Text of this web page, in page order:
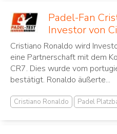
Padel-Fan
Investor von
Cristiano Ronaldo wird
eine Partnerschaft mit dem
CR7. Dies wurde vom
bestätigt. Ronaldo äußerte...
Cristiano Ronaldo Padel